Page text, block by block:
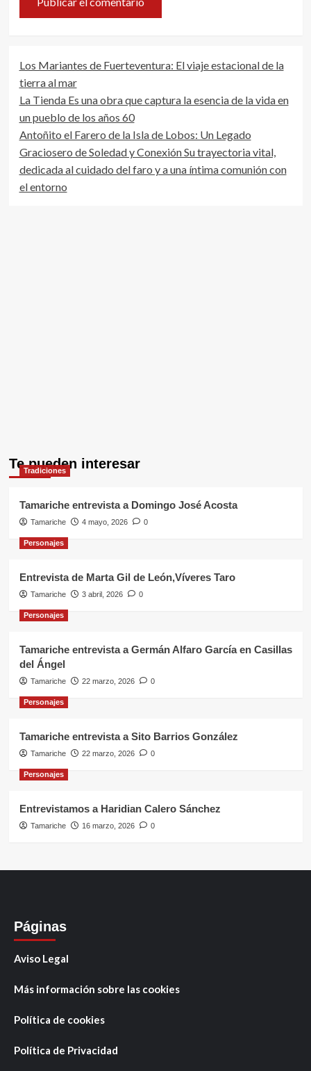
Los Mariantes de Fuerteventura: El viaje estacional de la
tierra al mar
La Tienda Es una obra que captura la esencia de la vida en
un pueblo de los años 60
Antoñito el Farero de la Isla de Lobos: Un Legado
Graciosero de Soledad y Conexión Su trayectoria vital,
dedicada al cuidado del faro y a una íntima comunión con
el entorno
Te pueden interesar
Tradiciones
Tamariche entrevista a Domingo José Acosta
Tamariche 4 mayo, 2026 0
Personajes
Entrevista de Marta Gil de León,Víveres Taro
Tamariche 3 abril, 2026 0
Personajes
Tamariche entrevista a Germán Alfaro García en Casillas
del Ángel
Tamariche 22 marzo, 2026 0
Personajes
Tamariche entrevista a Sito Barrios González
Tamariche 22 marzo, 2026 0
Personajes
Entrevistamos a Haridian Calero Sánchez
Tamariche 16 marzo, 2026 0
Páginas
Aviso Legal
Más información sobre las cookies
Política de cookies
Política de Privacidad